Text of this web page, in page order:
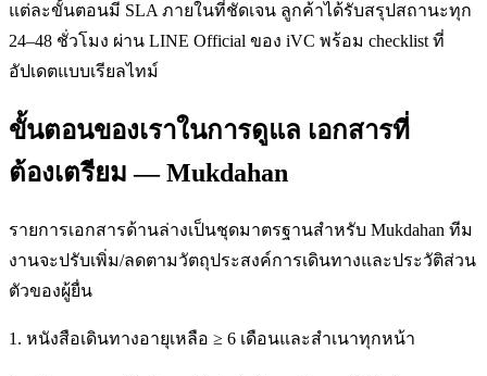
แต่ละขั้นตอนมี SLA ภายในที่ชัดเจน ลูกค้าได้รับสรุปสถานะทุก
24–48 ชั่วโมง ผ่าน LINE Official ของ iVC พร้อม checklist ที่
อัปเดตแบบเรียลไทม์
ขั้นตอนของเราในการดูแล เอกสารที่
ต้องเตรียม — Mukdahan
รายการเอกสารด้านล่างเป็นชุดมาตรฐานสำหรับ Mukdahan ทีม
งานจะปรับเพิ่ม/ลดตามวัตถุประสงค์การเดินทางและประวัติส่วน
ตัวของผู้ยื่น
1. หนังสือเดินทางอายุเหลือ ≥ 6 เดือนและสำเนาทุกหน้า